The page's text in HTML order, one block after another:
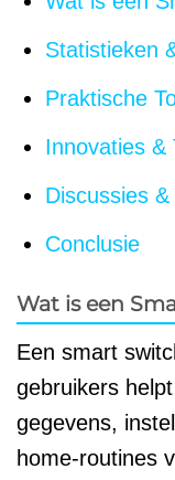
Statistieken
Praktische
Innovaties &
Discussies
Conclusie
Wat is een
Een smart
gebruikers
gegevens,
home-routines